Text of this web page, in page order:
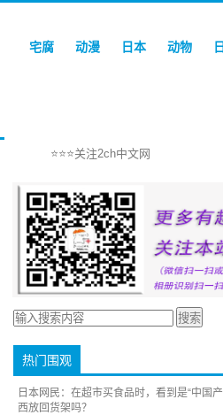
宅腐 动漫 日本 动物
⭐⭐⭐关注2ch中文网
热门围观
日本网民：在超市买食品时，看到是“中国
西放回货架吗？